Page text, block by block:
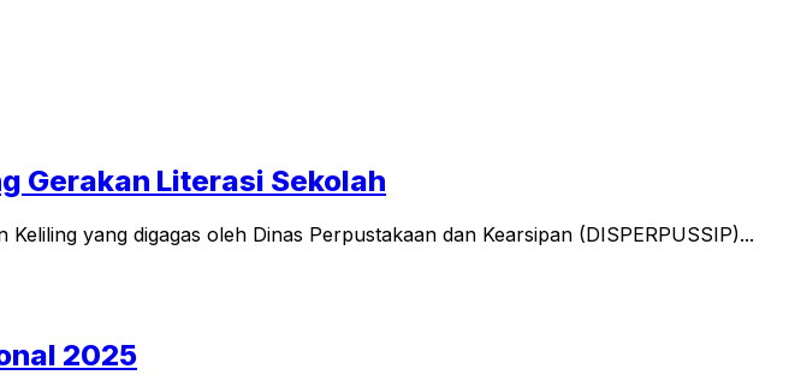
Gerakan Literasi Sekolah
yang digagas oleh Dinas Perpustakaan dan Kearsipan (DISPERPUSSIP)...
2025